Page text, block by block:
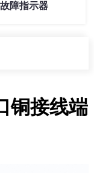
故障指示器
铜接线端